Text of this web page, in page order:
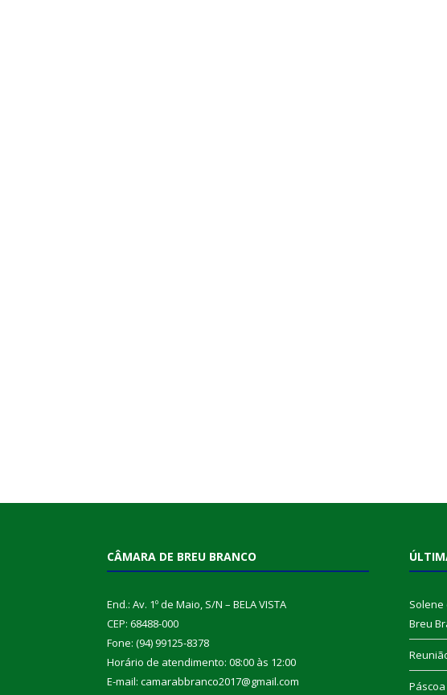
CÂMARA DE BREU BRANCO
End.: Av. 1º de Maio, S/N – BELA VISTA
CEP: 68488-000
Fone: (94) 99125-8378
Horário de atendimento: 08:00 às 12:00
E-mail: camarabbranco2017@gmail.com
Solene
Breu